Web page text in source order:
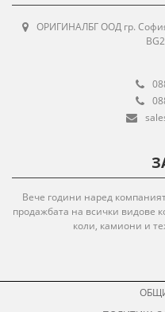
ОРИГИНАЛБГ ООД гр.
Вече години наред
продажбата на всички видове
коли, камиони и